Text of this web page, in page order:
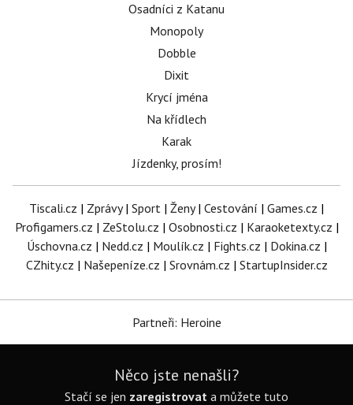
Osadníci z Katanu
Monopoly
Dobble
Dixit
Krycí jména
Na křídlech
Karak
Jízdenky, prosím!
Tiscali.cz | Zprávy| Sport | Ženy| Cestování | Games.cz |
Profigamers.cz | ZeStolu.cz | Osobnosti.cz | Karaoketexty.cz |
Úschovna.cz | Nedd.cz | Moulík.cz | Fights.cz | Dokina.cz |
CZhity.cz | Našepeníze.cz | Srovnám.cz | StartupInsider.cz
Partneři: Heroine
Něco jste nenašli?
Stačí se jen zaregistrovat a můžete tuto